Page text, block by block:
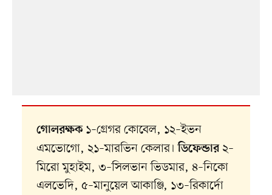
গোলরক্ষক১–গ্রেগর কোবেল, ১২–ইভন
এমভোগো, ২১–মারভিন কেলার।ডিফেন্ডার২–
মিরো মুহাইম, ৩–সিলভান ভিডমার, ৪–নিকো
এলভেদি, ৫–মানুয়েল আকাঞ্জি, ১৩–রিকার্দো